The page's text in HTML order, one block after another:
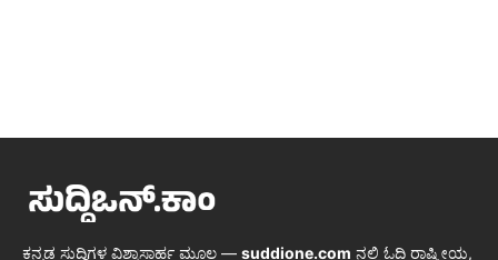
ಕನ್ನಡ ಸುದ್ದಿಗಳ ವಿಶ್ವಾಸಾರ್ಹ ಮೂಲ — suddione.com ನಲ್ಲಿ ಓದಿ ರಾಷ್ಟ್ರೀಯ,